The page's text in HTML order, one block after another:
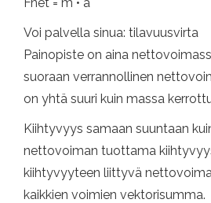
Voi palvella sinua: tilavuusvirta
Painopiste on aina
suoraan verrannollinen
on yhtä suuri kuin massa
Kiihtyvyys samaan suuntaan
nettovoiman tuottama
kiihtyvyyteen liittyvä
kaikkien voimien vektorisumma.